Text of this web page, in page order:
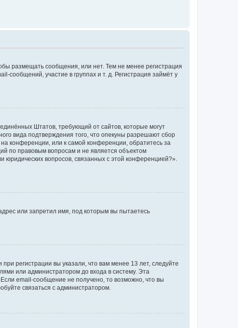
размещать сообщения, или нет. Тем не менее регистрация
участие в группах и т. д. Регистрация займёт у
Штатов, требующий от сайтов, которые могут
вида подтверждения того, что опекуны разрешают сбор
конференции, или к самой конференции, обратитесь за
по правовым вопросам и не является объектом
юридических вопросов, связанных с этой конференцией?».
или запретил имя, под которым вы пытаетесь
регистрации вы указали, что вам менее 13 лет, следуйте
или администратором до входа в систему. Эта
email-сообщение не получено, то возможно, что вы
связаться с администратором.